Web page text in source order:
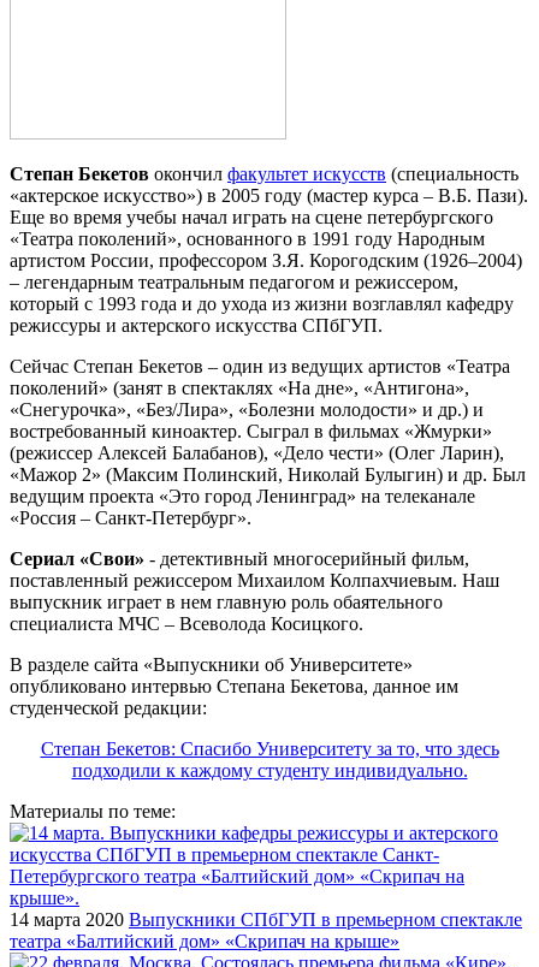
Степан Бекетов окончил факультет искусств (специальность
«актерское искусство») в 2005 году (мастер курса – В.Б. Пази).
Еще во время учебы начал играть на сцене петербургского
«Театра поколений», основанного в 1991 году Народным
артистом России, профессором З.Я. Корогодским (1926–2004)
– легендарным театральным педагогом и режиссером,
который с 1993 года и до ухода из жизни возглавлял кафедру
режиссуры и актерского искусства СПбГУП.
Сейчас Степан Бекетов – один из ведущих артистов «Театра
поколений» (занят в спектаклях «На дне», «Антигона»,
«Снегурочка», «Без/Лира», «Болезни молодости» и др.) и
востребованный киноактер. Сыграл в фильмах «Жмурки»
(режиссер Алексей Балабанов), «Дело чести» (Олег Ларин),
«Мажор 2» (Максим Полинский, Николай Булыгин) и др. Был
ведущим проекта «Это город Ленинград» на телеканале
«Россия – Санкт-Петербург».
Сериал «Свои» - детективный многосерийный фильм,
поставленный режиссером Михаилом Колпахчиевым. Наш
выпускник играет в нем главную роль обаятельного
специалиста МЧС – Всеволода Косицкого.
В разделе сайта «Выпускники об Университете»
опубликовано интервью Степана Бекетова, данное им
студенческой редакции:
Степан Бекетов: Спасибо Университету за то, что здесь
подходили к каждому студенту индивидуально.
Материалы по теме:
14 марта 2020 Выпускники СПбГУП в премьерном спектакле
театра «Балтийский дом» «Скрипач на крыше»